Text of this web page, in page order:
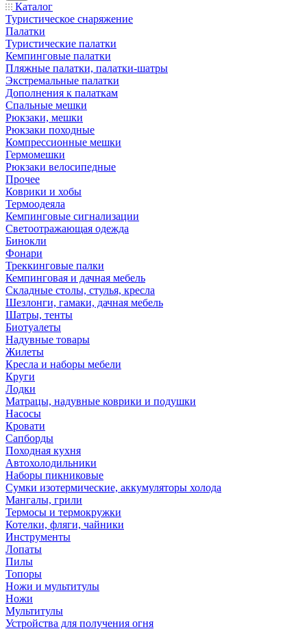
Каталог
Туристическое снаряжение
Палатки
Туристические палатки
Кемпинговые палатки
Пляжные палатки, палатки-шатры
Экстремальные палатки
Дополнения к палаткам
Спальные мешки
Рюкзаки, мешки
Рюкзаки походные
Компрессионные мешки
Гермомешки
Рюкзаки велосипедные
Прочее
Коврики и хобы
Термоодеяла
Кемпинговые сигнализации
Светоотражающая одежда
Бинокли
Фонари
Треккинговые палки
Кемпинговая и дачная мебель
Складные столы, стулья, кресла
Шезлонги, гамаки, дачная мебель
Шатры, тенты
Биотуалеты
Надувные товары
Жилеты
Кресла и наборы мебели
Круги
Лодки
Матрацы, надувные коврики и подушки
Насосы
Кровати
Сапборды
Походная кухня
Автохолодильники
Наборы пикниковые
Сумки изотермические, аккумуляторы холода
Мангалы, грили
Термосы и термокружки
Котелки, фляги, чайники
Инструменты
Лопаты
Пилы
Топоры
Ножи и мультитулы
Ножи
Мультитулы
Устройства для получения огня